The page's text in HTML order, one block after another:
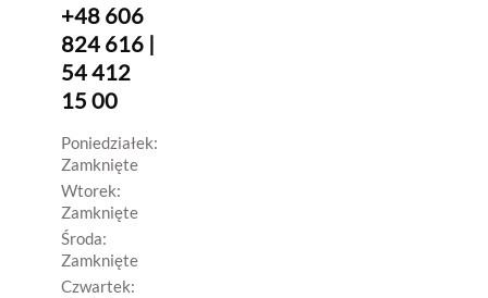
+48 606
824 616 |
54 412
15 00
Poniedziałek:
Zamknięte
Wtorek:
Zamknięte
Środa:
Zamknięte
Czwartek: